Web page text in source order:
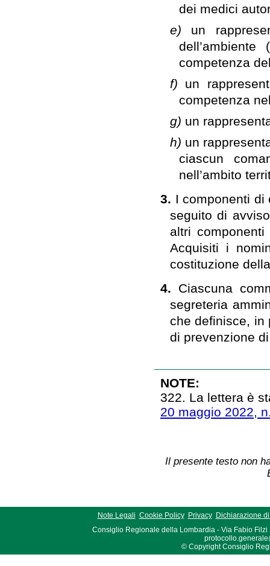
dei medici
e) un
competenza
f) un
competenza
g) un
h) un
ciascun
nell’ambito
3. I componenti
seguito di
altri
Acquisiti i
costituzione
4. Ciascuna
segreteria
che definisce, in
di prevenzione
NOTE:
322. La lettera è
20 maggio 2022,
Il presente testo non
Note Legali Cookie Policy Privacy
Dichiarazione
Consiglio Regionale della Lombardia - Via Fabio Filzi
© Copyright Consiglio